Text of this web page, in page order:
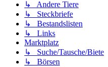
↳ Andere Tiere
↳ Steckbriefe
↳ Bestandslisten
↳ Links
Marktplatz
↳ Suche/Tausche/Biete
↳ Börsen